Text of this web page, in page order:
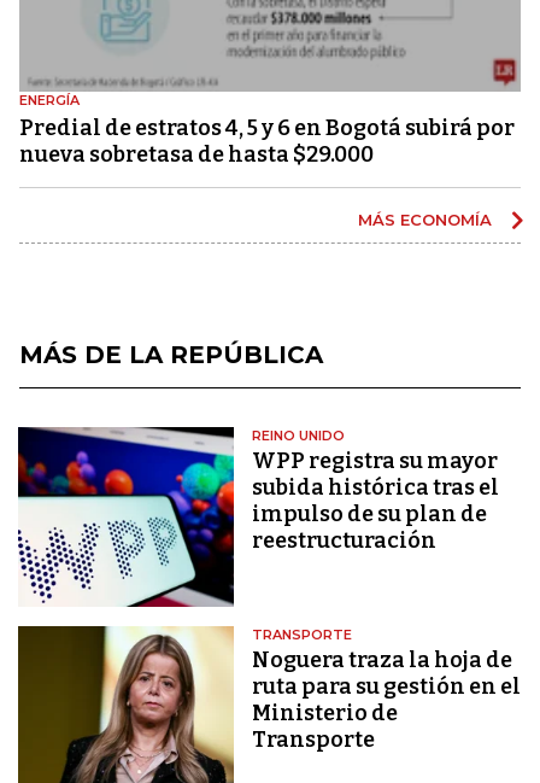
ENERGÍA
Predial de estratos 4, 5 y 6 en Bogotá subirá por
nueva sobretasa de hasta $29.000
MÁS ECONOMÍA
MÁS DE LA REPÚBLICA
REINO UNIDO
WPP registra su mayor
subida histórica tras el
impulso de su plan de
reestructuración
TRANSPORTE
Noguera traza la hoja de
ruta para su gestión en el
Ministerio de
Transporte